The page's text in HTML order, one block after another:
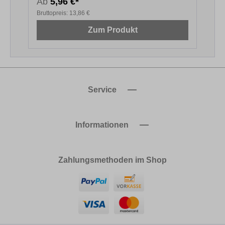
Bruttopreis: 13,86 €
Zum Produkt
Service
Informationen
Zahlungsmethoden im Shop